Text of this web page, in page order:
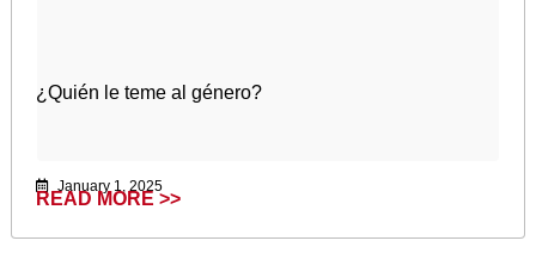
¿Quién le teme al género?
January 1, 2025
READ MORE >>